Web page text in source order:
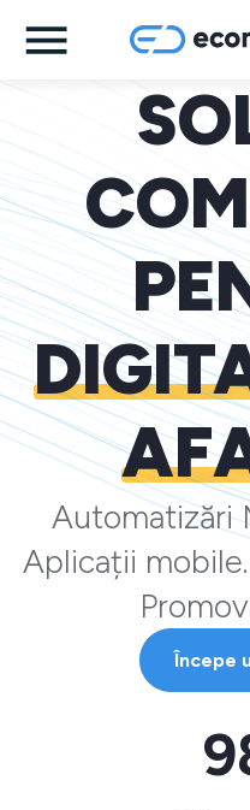
Automatizări
Aplicații
Începe